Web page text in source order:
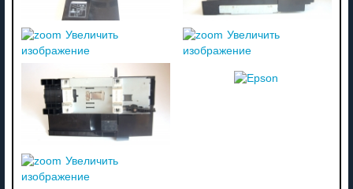
Увеличить
изображение
Увеличить
изображение
Увеличить
изображение